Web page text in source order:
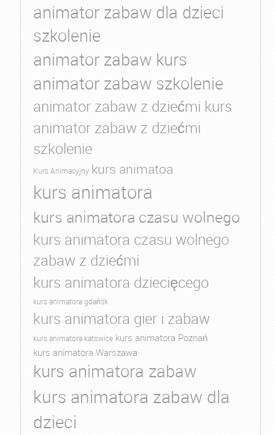
animator zabaw dla dzieci
szkolenie
animator zabaw kurs
animator zabaw szkolenie
animator zabaw z dziećmi kurs
animator zabaw z dziećmi
szkolenie
Kurs Animacyjny kurs animatoa
kurs animatora
kurs animatora czasu wolnego
kurs animatora czasu wolnego
zabaw z dziećmi
kurs animatora dziecięcego
kurs animatora gdańsk
kurs animatora gier i zabaw
kurs animatora katowice kurs animatora Poznań
kurs animatora Warszawa
kurs animatora zabaw
kurs animatora zabaw dla
dzieci